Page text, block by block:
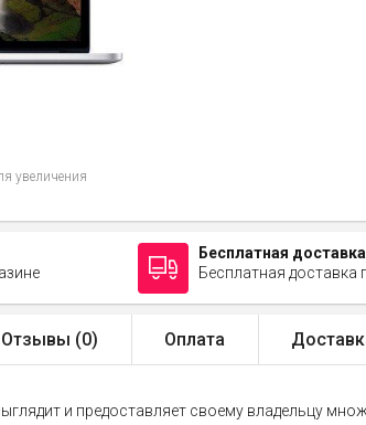
увеличения
Бесплатная доставка
Бесплатная доставка
Отзывы (0) Оплата
и предоставляет своему владельцу